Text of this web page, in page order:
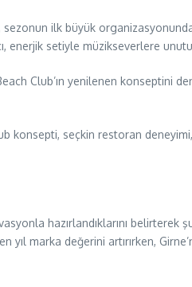
ilk büyük
enerjik setiyle müzikseverlere
Club’ın yenilenen konseptini
konsepti, seçkin restoran
hazırlandıklarını belirterek
marka değerini artırırken,